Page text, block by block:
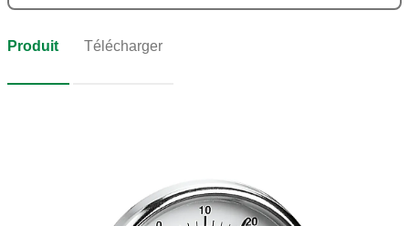
Produit Télécharger